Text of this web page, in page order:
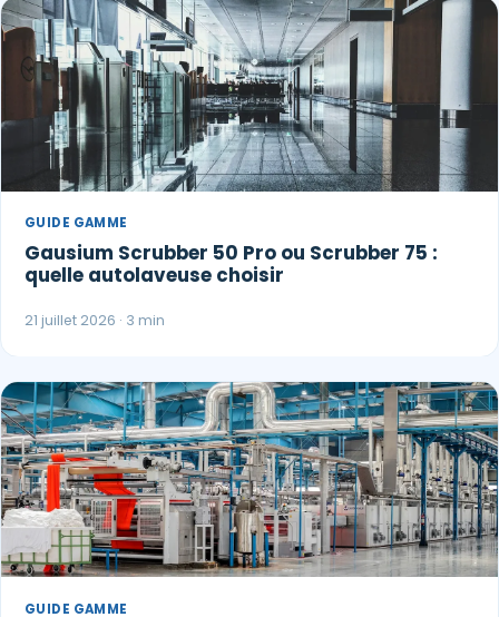
GUIDE GAMME
Gausium Scrubber 50 Pro ou Scrubber 75 :
quelle autolaveuse choisir
21 juillet 2026 · 3 min
GUIDE GAMME